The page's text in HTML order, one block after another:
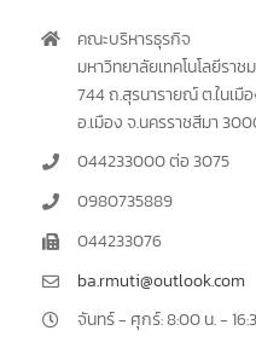
คณะบริหารธุรกิจ
มหาวิทยาลัยเทคโนโลยีรา
744 ถ.สุรนารายณ์ ต.ในเมื
อ.เมือง จ.นครราชสีมา
044233000 ต่อ 3075
0980735889
044233076
ba.rmuti@outlook.com
จันทร์ - ศุกร์: 8:00 น. -